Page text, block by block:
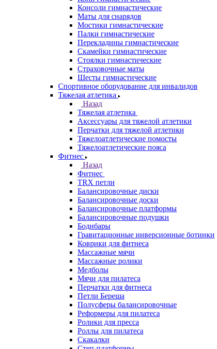
Консоли гимнастические
Маты для снарядов
Мостики гимнастические
Палки гимнастические
Перекладины гимнастические
Скамейки гимнастические
Стоялки гимнастические
Страховочные маты
Шесты гимнастические
Спортивное оборудование для инвалидов
Тяжелая атлетика
Назад
Тяжелая атлетика
Аксессуары для тяжелой атлетики
Перчатки для тяжелой атлетики
Тяжелоатлетические помосты
Тяжелоатлетические пояса
Фитнес
Назад
Фитнес
TRX петли
Балансировочные диски
Балансировочные доски
Балансировочные платформы
Балансировочные подушки
Бодибары
Гравитационные инверсионные ботинки
Коврики для фитнеса
Массажные мячи
Массажные ролики
Медболы
Мячи для пилатеса
Перчатки для фитнеса
Петли Береша
Полусферы балансировочные
Реформеры для пилатеса
Ролики для пресса
Роллы для пилатеса
Скакалки